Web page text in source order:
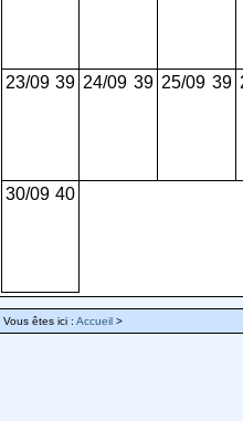
23/09 39 24/09 39 25/09 39
30/09 40
Vous êtes ici : Accueil >